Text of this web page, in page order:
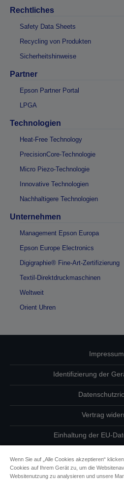
Rechtliches
Safety Data Sheets
Recycling von Produkten
Sicherheitshinweise
Partner
Epson Partner Portal
LPGA
Technologien
Heat-Free Technology
PrecisionCore-Technologie
Micro Piezo-Technologie
Innovative Technologien
Nachhaltigere Technologien
Unternehmen
Management Epson Europa
Epson Europe Electronics
Digigraphie® Fine-Art-Zertifizierung
Textil-Direktdruckmaschinen
Weltweit
Orient Uhren
Impressum
Identifizierung der
Vertrag
Einhaltung der EU-
Informationen
Wenn Sie auf „Alle Cookies akzeptieren“
Cookies auf Ihrem Gerät zu, um die
Websitenutzung zu analysieren und unsere